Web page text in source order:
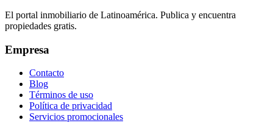
El portal inmobiliario de Latinoamérica. Publica y encuentra
propiedades gratis.
Empresa
Contacto
Blog
Términos de uso
Política de privacidad
Servicios promocionales